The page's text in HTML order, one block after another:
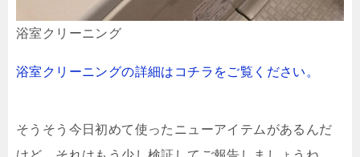
浴室クリーニング
浴室クリーニングの詳細はコチラをご覧ください。
そうそう今日初めて使ったニューアイテムがあるんだ